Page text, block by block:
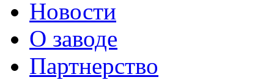
Новости
О заводе
Партнерство